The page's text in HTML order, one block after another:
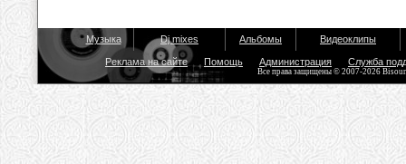
Музыка Dj mixes Альбомы Видеоклипы
Реклама на сайте Помощь Администрация Служба
Все права защищены © 2007-2026